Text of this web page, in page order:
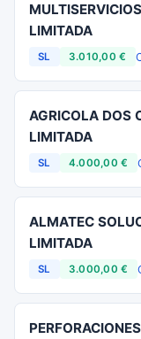
LIMITADA
SL 3.010,00 €
AGRICOLA DOS
LIMITADA
SL 4.000,00 €
ALMATEC
LIMITADA
SL 3.000,00 €